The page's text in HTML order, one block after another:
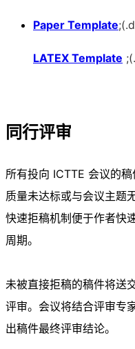
Paper Template
LATEX Template
同行评审
所有投向 ICTTE 会议的
质量未达标或与会议主题
快速拒稿机制便于作者快
周期。
未被直接拒稿的稿件将送
评审。会议将结合评审专
出稿件最终评审结论。